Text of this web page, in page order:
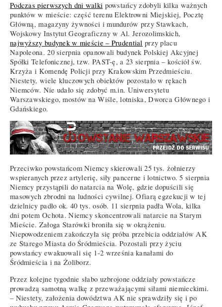
Podczas pierwszych dni walki powstańcy zdobyli kilka ważnych
punktów w mieście: część terenu Elektrowni Miejskiej, Pocztę
Główną, magazyny żywności i mundurów przy Stawkach,
Wojskowy Instytut Geograficzny w Al. Jerozolimskich,
najwyższy budynek w mieście – Prudential przy placu
Napoleona. 20 sierpnia opanowali budynek Polskiej Akcyjnej
Spółki Telefonicznej, tzw. PAST-ę, a 23 sierpnia – kościół św.
Krzyża i Komendę Policji przy Krakowskim Przedmieściu.
Niestety, wiele kluczowych obiektów pozostało w rękach
Niemców. Nie udało się zdobyć m.in. Uniwersytetu
Warszawskiego, mostów na Wiśle, lotniska, Dworca Głównego i
Gdańskiego.
Przeciwko powstańcom Niemcy skierowali 25 tys. żołnierzy
wspieranych przez artylerię, siły pancerne i lotnictwo. 5 sierpnia
Niemcy przystąpili do natarcia na Wolę, gdzie dopuścili się
masowych zbrodni na ludności cywilnej. Ofiarą egzekucji w tej
dzielnicy padło ok. 40 tys. osób. 11 sierpnia padła Wola, kilka
dni potem Ochota. Niemcy skoncentrowali natarcie na Starym
Mieście. Załoga Starówki broniła się w okrążeniu.
Niepowodzeniem zakończyła się próba przebicia oddziałów AK
ze Starego Miasta do Śródmieścia. Pozostali przy życiu
powstańcy ewakuowali się 1-2 września kanałami do
Śródmieścia i na Żoliborz.
Przez kolejne tygodnie słabo uzbrojone oddziały powstańcze
prowadzą samotną walkę z przeważającymi siłami niemieckimi.
– Niestety, założenia dowództwa AK nie sprawdziły się i po